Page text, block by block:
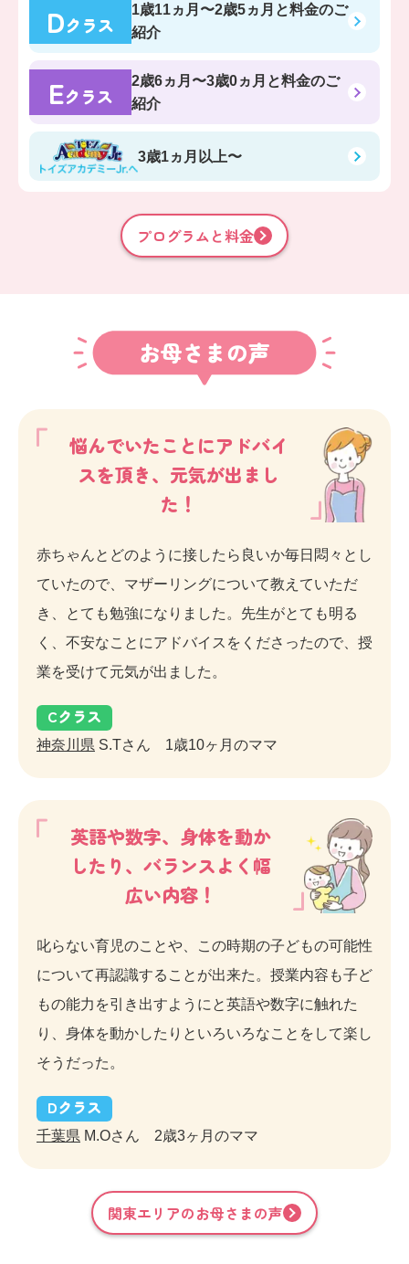
Dクラス
1歳11ヵ月〜2歳5ヵ月 と料金のご
紹介
Eクラス
2歳6ヵ月〜3歳0ヵ月 と料金のご
紹介
3歳1ヵ月以上〜
プログラムと料金
お母さまの声
悩んでいたことにアドバイ
スを頂き、元気が出まし
た！
赤ちゃんとどのように接したら良いか毎日悶々とし
ていたので、マザーリングについて教えていただ
き、とても勉強になりました。先生がとても明る
く、不安なことにアドバイスをくださったので、授
業を受けて元気が出ました。
Cクラス
神奈川県 S.Tさん 1歳10ヶ月のママ
英語や数字、身体を動か
したり、バランスよく幅
広い内容！
叱らない育児のことや、この時期の子どもの可能性
について再認識することが出来た。授業内容も子ど
もの能力を引き出すようにと英語や数字に触れた
り、身体を動かしたりといろいろなことをして楽し
そうだった。
Dクラス
千葉県 M.Oさん 2歳3ヶ月のママ
関東エリアのお母さまの声